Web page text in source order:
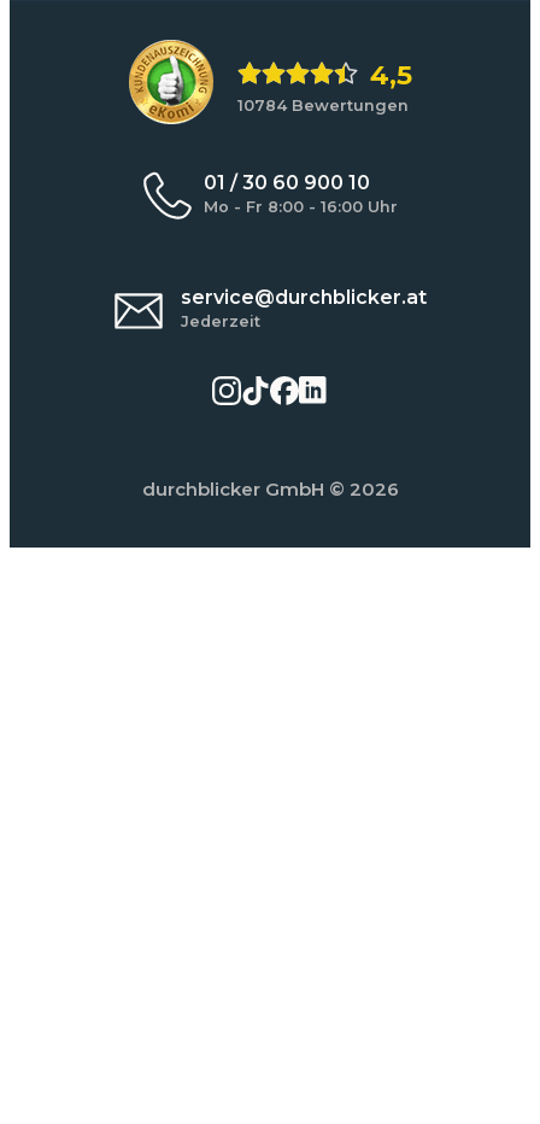
4,5
10784 Bewertungen
01 / 30 60 900 10
Mo - Fr 8:00 - 16:00 Uhr
service@durchblicker.at
Jederzeit
durchblicker GmbH © 2026